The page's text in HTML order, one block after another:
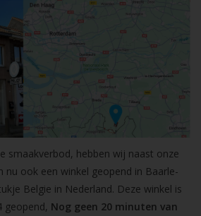
smaakverbod, hebben wij naast onze
nu ook een winkel geopend in Baarle-
Belgie in Nederland. Deze winkel is
geopend, Nog geen 20 minuten van